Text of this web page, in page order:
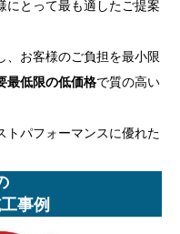
にとって最も適したご提案
、お客様のご負担を最小限
最低限の低価格で質の高い
トパフォーマンスに優れた
事例